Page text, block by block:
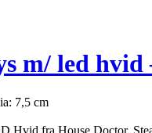
m/ led hvid
7,5 cm
Hvid fra House Doctor.